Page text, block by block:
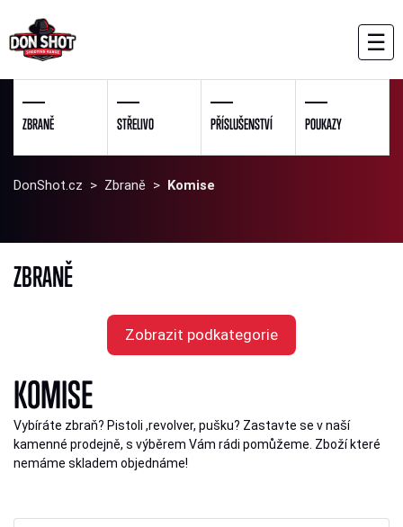
☰
ZBRANĚ STŘELIVO PŘÍSLUŠENSTVÍ POUKAZY
DonShot.cz > Zbraně > Komise
ZBRANĚ
Zobrazit podkategorie
KOMISE
Vybíráte zbraň? Pistoli ,revolver, pušku? Zastavte se v naší
kamenné prodejně, s výběrem Vám rádi pomůžeme. Zboží které
nemáme skladem objednáme!